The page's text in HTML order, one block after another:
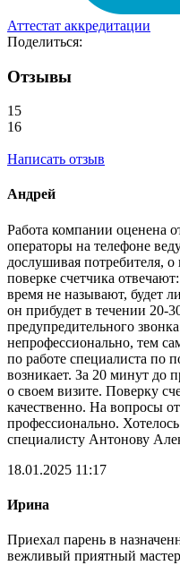
Аттестат аккредитации
Поделиться:
Отзывы
15
16
Написать отзыв
Андрей
Работа компании оценена
операторы на телефоне
дослушивая потребителя,
поверке счетчика
время не называют, будет
он прибудет в течении 20-
предупредительного
непрофессионально, тем
по работе специалиста по
возникает. За 20 минут до
о своем визите. Поверку
качественно. На вопросы
профессионально.
специалисту Антонову
18.01.2025 11:17
Ирина
Приехал парень в
вежливый приятный